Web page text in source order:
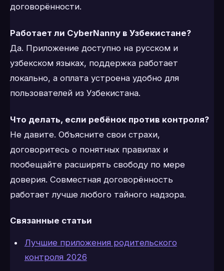
договорённости.
Работает ли CyberNanny в Узбекистане?
Да. Приложение доступно на русском и
узбекском языках, поддержка работает
локально, а оплата устроена удобно для
пользователей из Узбекистана.
Что делать, если ребёнок против контроля?
Не давите. Объясните свои страхи,
договоритесь о понятных правилах и
пообещайте расширять свободу по мере
доверия. Совместная договорённость
работает лучше любого тайного надзора.
Связанные статьи
Лучшие приложения родительского
контроля 2026